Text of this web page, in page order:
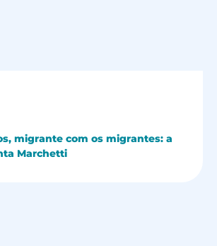
migrante com os migrantes: a
Marchetti